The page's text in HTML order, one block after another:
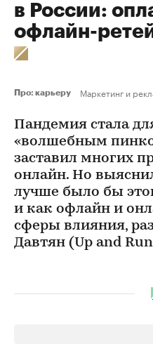
в России:
офлайн-
Про: карьеру Маркетинг и
Пандемия стала
«волшебным
заставил многих
онлайн. Но
лучше было бы
и как офлайн и
сферы влияния,
Давтян (Up and